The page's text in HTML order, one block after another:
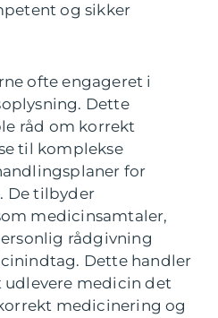
og sikker
ofte engageret i
Dette
råd om korrekt
til komplekse
for
De tilbyder
medicinsamtaler,
rådgivning
Dette handler
medicin det
medicinering og